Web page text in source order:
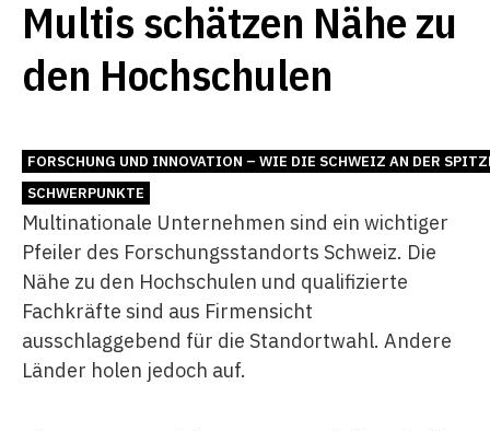
Multis schätzen Nähe zu
den Hochschulen
FORSCHUNG UND INNOVATION – WIE DIE SCHWEIZ AN DER
SCHWERPUNKTE
Multinationale Unternehmen sind ein wichtiger
Pfeiler des Forschungsstandorts Schweiz. Die
Nähe zu den Hochschulen und qualifizierte
Fachkräfte sind aus Firmensicht
ausschlaggebend für die Standortwahl. Andere
Länder holen jedoch auf.